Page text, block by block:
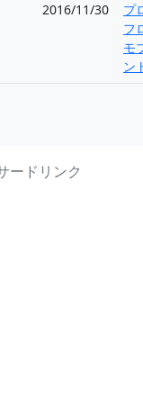
2016/11/30
プ
フ
モ
ン
ードリンク